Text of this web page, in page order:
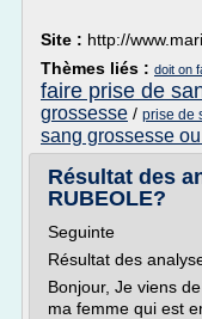
Site : http://
Thèmes liés : doit on
faire prise de
grossesse / prise de
sang grossesse
Résultat des
RUBEOLE?
Seguinte
Résultat des
Bonjour, Je viens
ma femme qui est